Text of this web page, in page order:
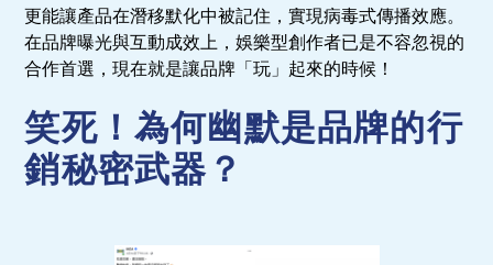
更能讓產品在潛移默化中被記住，實現病毒式傳播效應。
在品牌曝光與互動成效上，娛樂型創作者已是不容忽視的
合作首選，現在就是讓品牌「玩」起來的時候！
笑死！為何幽默是品牌的行
銷秘密武器？